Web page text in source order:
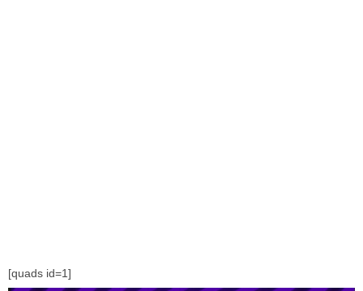
[quads id=1]